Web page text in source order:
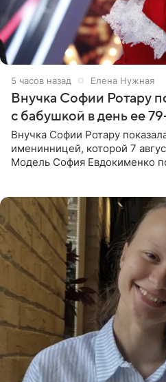
5 часов назад Елена Нужная
Внучка Софии Ротару
с бабушкой в день ее
Внучка Софии Ротару
именинницей, которой 7
Модель София Евдокименко